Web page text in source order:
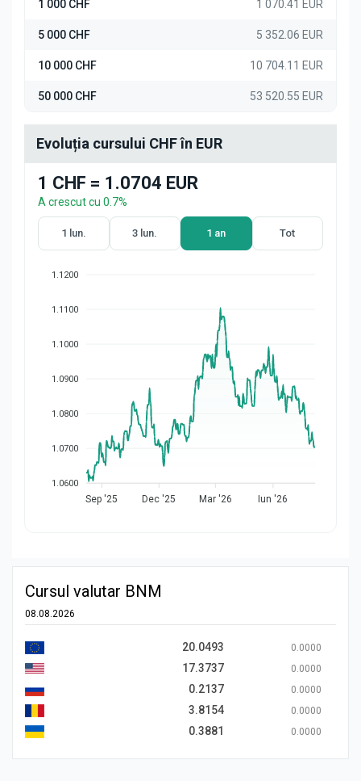
1 000 CHF 1 070.41 EUR
5 000 CHF 5 352.06 EUR
10 000 CHF 10 704.11 EUR
50 000 CHF 53 520.55 EUR
Evoluția cursului CHF în EUR
1 CHF = 1.0704 EUR
A crescut cu 0.7%
1 lun. 3 lun. 1 an Tot
1.1200
1.1100
1.1000
1.0900
1.0800
1.0700
1.0600
Sep '25 Dec '25 Mar '26 Iun '26
Cursul valutar BNM
08.08.2026
20.0493 0.0000
17.3737 0.0000
0.2137 0.0000
3.8154 0.0000
0.3881 0.0000